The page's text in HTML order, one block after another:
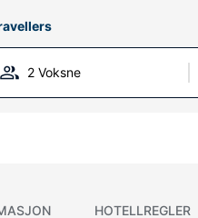
2 Voksne
HOTELLREGLER